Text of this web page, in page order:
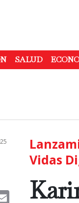
SALUD
Email
Vidas